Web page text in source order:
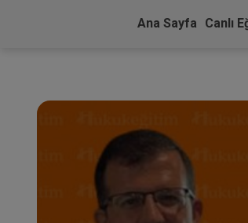
Ana Sayfa Canlı